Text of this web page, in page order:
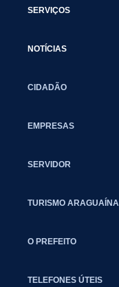
SERVIÇOS
NOTÍCIAS
CIDADÃO
EMPRESAS
SERVIDOR
TURISMO ARAGUAÍNA
O PREFEITO
TELEFONES ÚTEIS